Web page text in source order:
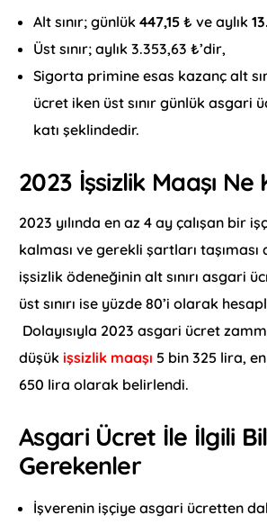
Alt sınır; günlük 447,15₺ ve aylık
Üst sınır; aylık 3.353,63 ₺’dir,
Sigorta primine esas kazanç alt
ücret iken üst sınır günlük asgari
katı şeklindedir.
2023 İşsizlik Maaşı
2023 yılında en az 4 ay çalışan bir
kalması ve gerekli şartları taşıması
işsizlik ödeneğinin alt sınırı asgari
üst sınırı ise yüzde 80’i olarak
Dolayısıyla 2023 asgari ücret
düşükişsizlik maaşı 5 bin 325 lira,
650 lira olarak belirlendi.
Asgari Ücret İle İlgili
Gerekenler
İşverenin işçiye asgari ücretten